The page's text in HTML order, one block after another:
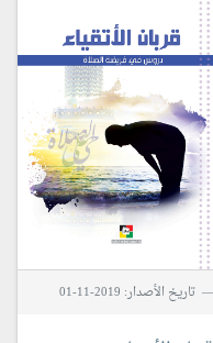
تاريخ الأصدار: 2019-11-01